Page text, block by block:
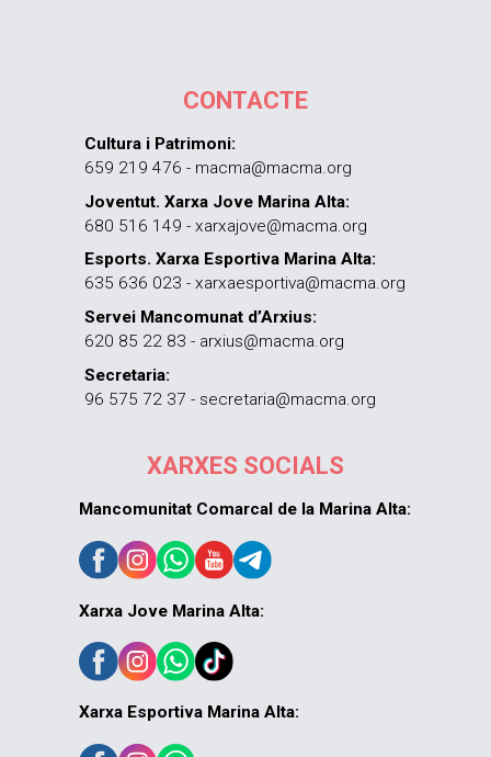
CONTACTE
Cultura i Patrimoni:
659 219 476 - macma@macma.org
Joventut. Xarxa Jove Marina Alta:
680 516 149 - xarxajove@macma.org
Esports. Xarxa Esportiva Marina Alta:
635 636 023 - xarxaesportiva@macma.org
Servei Mancomunat d’Arxius:
620 85 22 83 - arxius@macma.org
Secretaria:
96 575 72 37 - secretaria@macma.org
XARXES SOCIALS
Mancomunitat Comarcal de la Marina Alta:
Xarxa Jove Marina Alta:
Xarxa Esportiva Marina Alta: